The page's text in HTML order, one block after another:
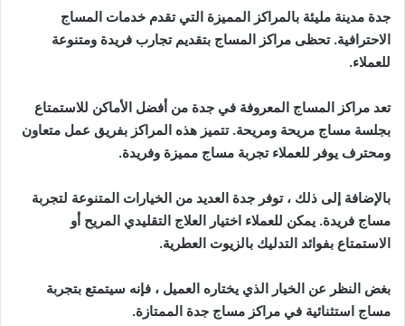
جدة مدينة مليئة بالمراكز المميزة التي تقدم خدمات المساج
الاحترافية. تحظى مراكز المساج بتقديم تجارب فريدة ومتنوعة
للعملاء.
تعد مراكز المساج المعروفة في جدة من أفضل الأماكن للاستمتاع
بجلسة مساج مريحة ومريحة. تتميز هذه المراكز بفريق عمل متعاون
ومحترف يوفر للعملاء تجربة مساج مميزة وفريدة.
بالإضافة إلى ذلك ، توفر جدة العديد من الخيارات المتنوعة لتجربة
مساج فريدة. يمكن للعملاء اختيار العلاج التقليدي المريح أو
الاستمتاع بفوائد التدليك بالزيوت العطرية.
بغض النظر عن الخيار الذي يختاره العميل ، فإنه سيتمتع بتجربة
مساج استثنائية في مراكز مساج جدة الممتازة.